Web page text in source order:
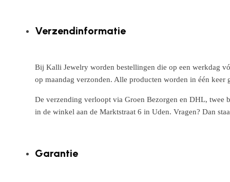
Verzendinformatie
Bij Kalli Jewelry worden bestellingen die op een werkdag
op maandag verzonden. Alle producten worden in één
De verzending verloopt via Groen Bezorgen en DHL, twee
in de winkel aan de Marktstraat 6 in Uden. Vragen? Dan
Garantie